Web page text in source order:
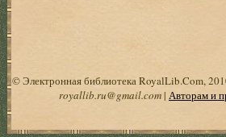
© Электронная библиотека RoyalLib.Com,
royallib.ru@gmail.com| Авторам и